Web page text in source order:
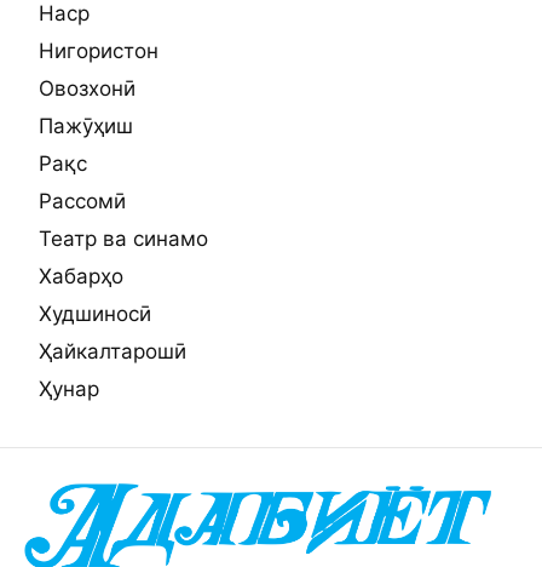
Наср
Нигористон
Овозхонӣ
Пажӯҳиш
Рақс
Рассомӣ
Театр ва синамо
Хабарҳо
Худшиносӣ
Ҳайкалтарошӣ
Ҳунар